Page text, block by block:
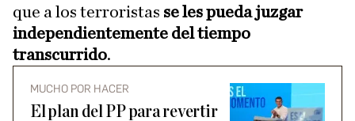
que a los terroristas se les pueda juzgar
independientemente del tiempo
transcurrido.
MUCHO POR HACER
El plan del PP para revertir